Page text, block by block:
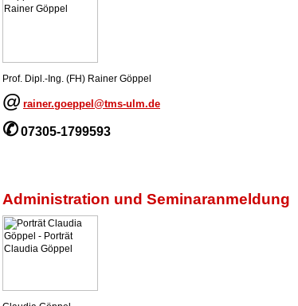
Prof. Dipl.-Ing. (FH) Rainer Göppel
@ rainer.goeppel@tms-ulm.de
✆07305-1799593
Administration und Seminaranmeldung